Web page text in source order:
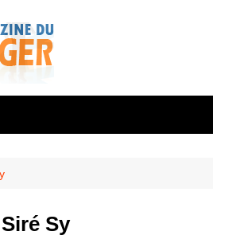
Siré Sy